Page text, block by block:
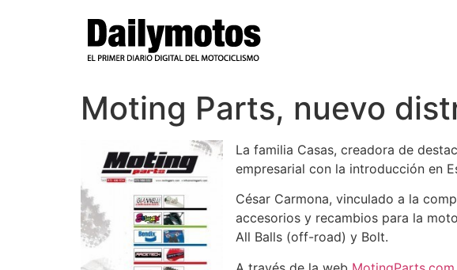
Moting Parts, nuevo
La familia Casas, creadora de
empresarial con la introducción en
César Carmona, vinculado a la
accesorios y recambios para la
All Balls (off-road) y Bolt.